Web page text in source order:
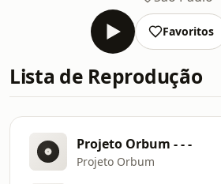
Favoritos
Lista de Reprodução
Projeto Orbum - - -
Projeto Orbum